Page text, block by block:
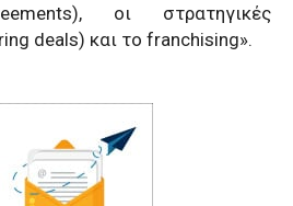
οι στρατηγικές
deals) και το franchising».